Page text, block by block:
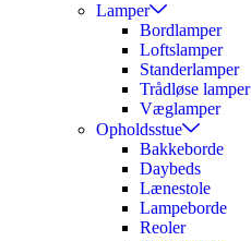
Lamper
Bordlamper
Loftslamper
Standerlamper
Trådløse lamper
Væglamper
Opholdsstue
Bakkeborde
Daybeds
Lænestole
Lampeborde
Reoler